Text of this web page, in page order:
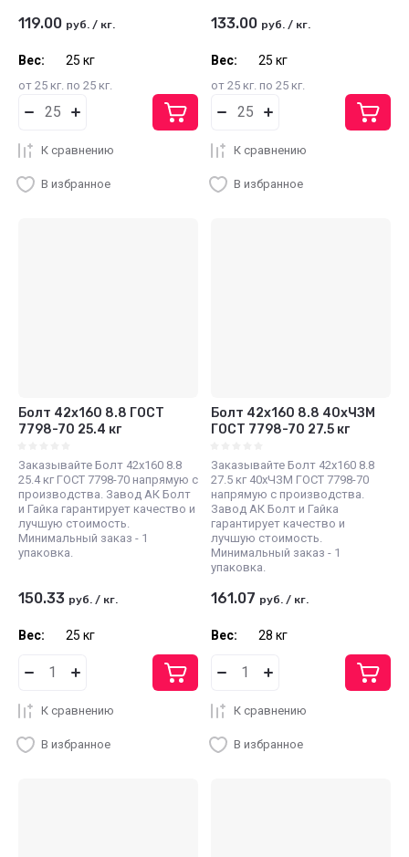
119.00 руб. / кг.
Вес: 25 кг
от 25 кг. по 25 кг.
К сравнению
В избранное
133.00 руб. / кг.
Вес: 25 кг
от 25 кг. по 25 кг.
К сравнению
В избранное
Болт 42х160 8.8 ГОСТ
7798-70 25.4 кг
Заказывайте Болт 42х160 8.8
25.4 кг ГОСТ 7798-70 напрямую с
производства. Завод АК Болт
и Гайка гарантирует качество и
лучшую стоимость.
Минимальный заказ - 1
упаковка.
150.33 руб. / кг.
Вес: 25 кг
К сравнению
В избранное
Болт 42х160 8.8 40хЧЗМ
ГОСТ 7798-70 27.5 кг
Заказывайте Болт 42х160 8.8
27.5 кг 40хЧЗМ ГОСТ 7798-70
напрямую с производства.
Завод АК Болт и Гайка
гарантирует качество и
лучшую стоимость.
Минимальный заказ - 1
упаковка.
161.07 руб. / кг.
Вес: 28 кг
К сравнению
В избранное